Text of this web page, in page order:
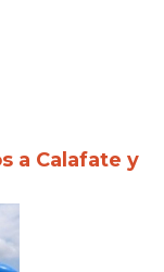
a Calafate y